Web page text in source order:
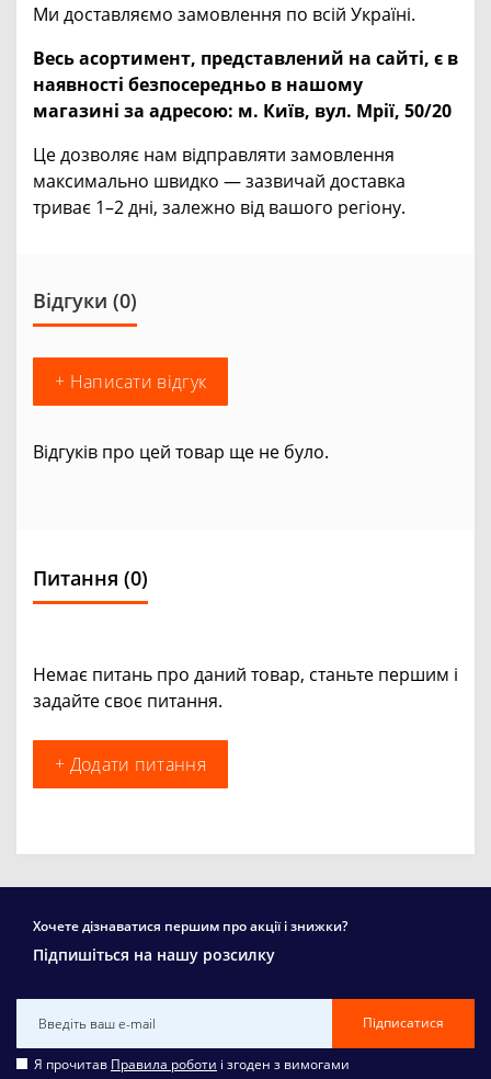
Ми доставляємо замовлення по всій Україні.
Весь асортимент, представлений на сайті, є в
наявності безпосередньо в нашому
магазині за адресою: м. Київ, вул. Мрії, 50/20
Це дозволяє нам відправляти замовлення
максимально швидко — зазвичай доставка
триває 1–2 дні, залежно від вашого регіону.
Відгуки (0)
+ Написати відгук
Відгуків про цей товар ще не було.
Питання (0)
Немає питань про даний товар, станьте першим і
задайте своє питання.
+ Додати питання
Хочете дізнаватися першим про акції і знижки?
Підпишіться на нашу розсилку
Підписатися
Я прочитав Правила роботи і згоден з вимогами